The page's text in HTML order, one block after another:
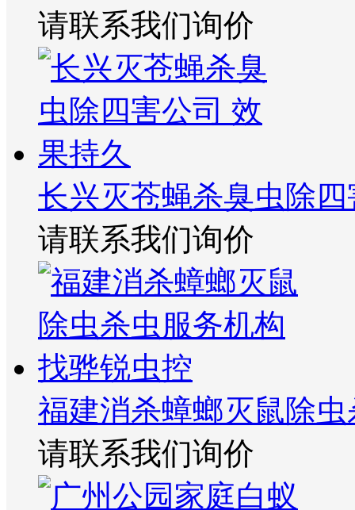
请联系我们询价
长兴灭苍蝇杀臭虫除
请联系我们询价
福建消杀蟑螂灭鼠除
请联系我们询价